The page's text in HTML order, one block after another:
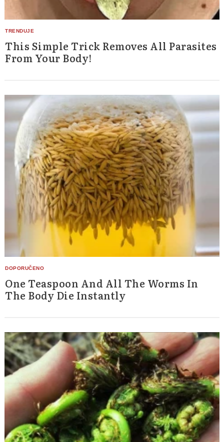
This Simple Trick Removes All Parasites
From Your Body!
One Teaspoon And All The Worms In
The Body Die Instantly